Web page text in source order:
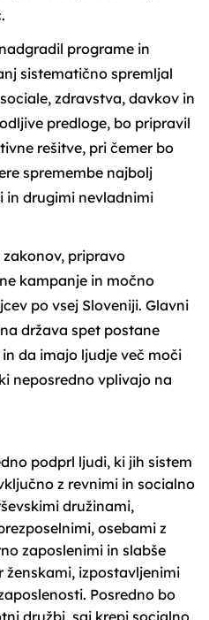
programe in
sistematično spremljal
zdravstva, davkov in
predloge, bo pripravil
rešitve, pri čemer bo
spremembe najbolj
in drugimi nevladnimi
pripravo
kampanje in močno
po vsej Sloveniji. Glavni
država spet postane
da imajo ljudje več moči
neposredno vplivajo na
podprl ljudi, ki jih sistem
z revnimi in socialno
družinami,
osebami z
zaposlenimi in slabše
ženskami, izpostavljenimi
Posredno bo
družbi, saj krepi socialno